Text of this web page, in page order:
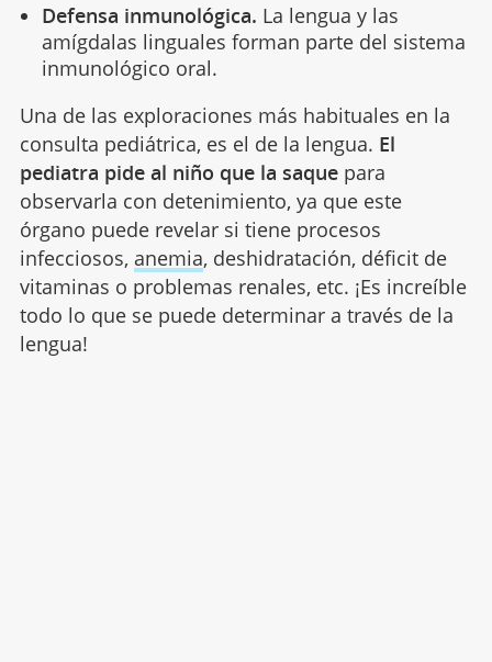
Defensa inmunológica. La lengua y las
amígdalas linguales forman parte del sistema
inmunológico oral.
Una de las exploraciones más habituales en la
consulta pediátrica, es el de la lengua. El
pediatra pide al niño que la saquepara
observarla con detenimiento, ya que este
órgano puede revelar si tiene procesos
infecciosos, anemia, deshidratación, déficit de
vitaminas o problemas renales, etc. ¡Es increíble
todo lo que se puede determinar a través de la
lengua!